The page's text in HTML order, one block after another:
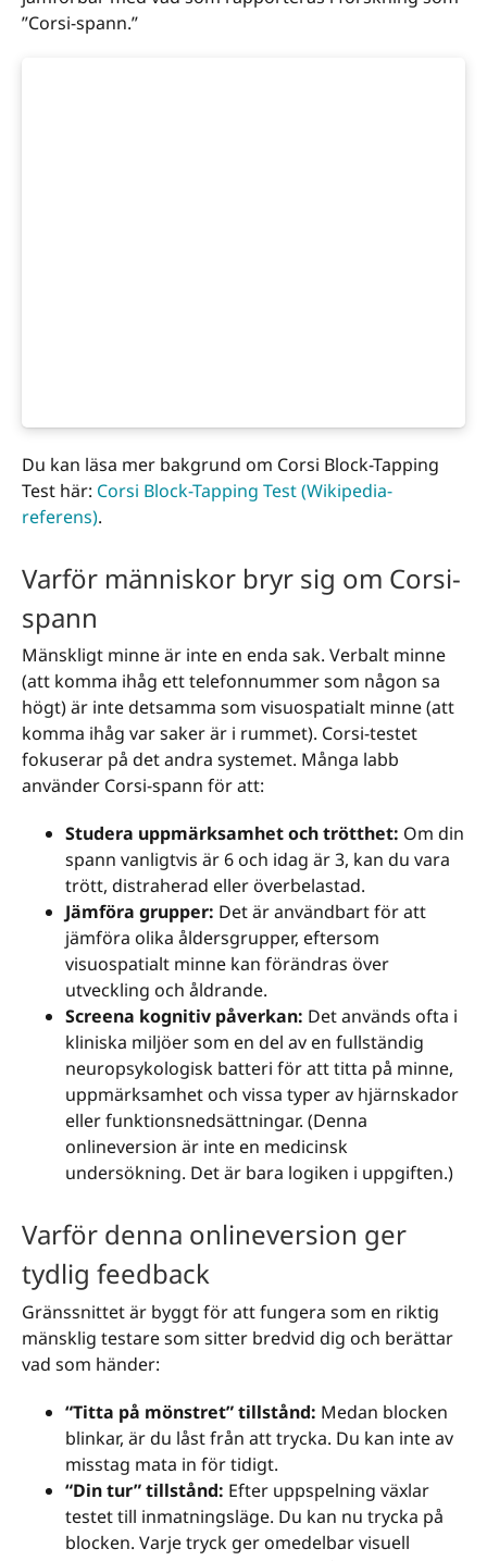
”Corsi-spann.”
Du kan läsa mer bakgrund om Corsi Block-Tapping
Test här: Corsi Block-Tapping Test (Wikipedia-
referens).
Varför människor bryr sig om Corsi-
spann
Mänskligt minne är inte en enda sak. Verbalt minne
(att komma ihåg ett telefonnummer som någon sa
högt) är inte detsamma som visuospatialt minne (att
komma ihåg var saker är i rummet). Corsi-testet
fokuserar på det andra systemet. Många labb
använder Corsi-spann för att:
Studera uppmärksamhet och trötthet: Om din
spann vanligtvis är 6 och idag är 3, kan du vara
trött, distraherad eller överbelastad.
Jämföra grupper: Det är användbart för att
jämföra olika åldersgrupper, eftersom
visuospatialt minne kan förändras över
utveckling och åldrande.
Screena kognitiv påverkan: Det används ofta i
kliniska miljöer som en del av en fullständig
neuropsykologisk batteri för att titta på minne,
uppmärksamhet och vissa typer av hjärnskador
eller funktionsnedsättningar. (Denna
onlineversion är inte en medicinsk
undersökning. Det är bara logiken i uppgiften.)
Varför denna onlineversion ger
tydlig feedback
Gränssnittet är byggt för att fungera som en riktig
mänsklig testare som sitter bredvid dig och berättar
vad som händer:
“Titta på mönstret” tillstånd: Medan blocken
blinkar, är du låst från att trycka. Du kan inte av
misstag mata in för tidigt.
“Din tur” tillstånd: Efter uppspelning växlar
testet till inmatningsläge. Du kan nu trycka på
blocken. Varje tryck ger omedelbar visuell